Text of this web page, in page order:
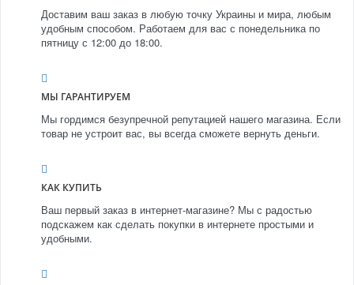
Доставим ваш заказ в любую точку Украины и мира, любым
удобным способом. Работаем для вас с понедельника по
пятницу с 12:00 до 18:00.
МЫ ГАРАНТИРУЕМ
Мы гордимся безупречной репутацией нашего магазина. Если
товар не устроит вас, вы всегда сможете вернуть деньги.
КАК КУПИТЬ
Ваш первый заказ в интернет-магазине? Мы с радостью
подскажем как сделать покупки в интернете простыми и
удобными.